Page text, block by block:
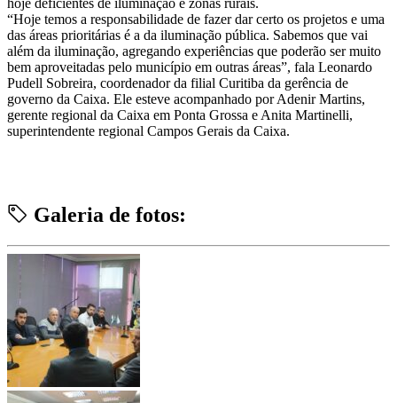
hoje deficientes de iluminação e zonas rurais.
“Hoje temos a responsabilidade de fazer dar certo os projetos e uma
das áreas prioritárias é a da iluminação pública. Sabemos que vai
além da iluminação, agregando experiências que poderão ser muito
bem aproveitadas pelo município em outras áreas”, fala Leonardo
Pudell Sobreira, coordenador da filial Curitiba da gerência de
governo da Caixa. Ele esteve acompanhado por Adenir Martins,
gerente regional da Caixa em Ponta Grossa e Anita Martinelli,
superintendente regional Campos Gerais da Caixa.
Galeria de fotos: